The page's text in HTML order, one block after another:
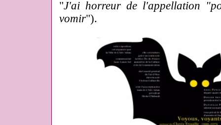
"J'ai horreur de l'appellation
vomir").